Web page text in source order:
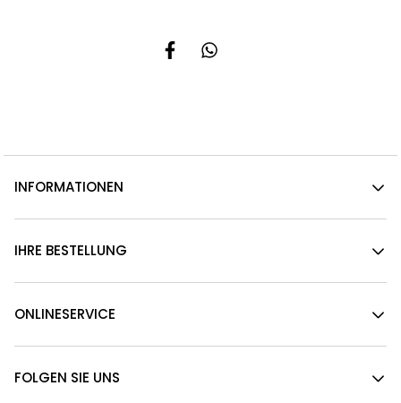
INFORMATIONEN
IHRE BESTELLUNG
ONLINESERVICE
FOLGEN SIE UNS